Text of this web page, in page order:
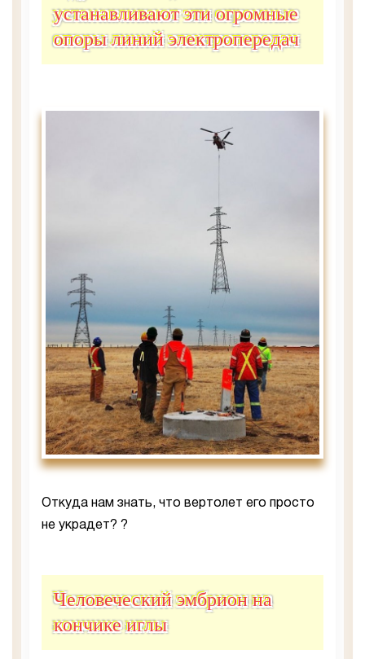
устанавливают эти огромные
опоры линий электропередач
Откуда нам знать, что вертолет его просто
не украдет? ?
Человеческий эмбрион на
кончике иглы